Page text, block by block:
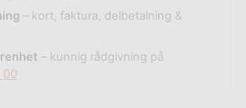
– kort, faktura, delbetalning &
– kunnig rådgivning på
00